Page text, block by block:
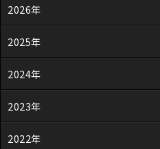
2026年
2025年
2024年
2023年
2022年